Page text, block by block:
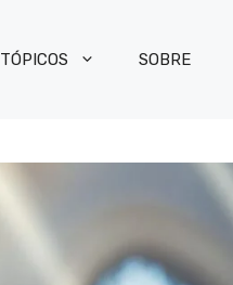
TÓPICOS SOBRE